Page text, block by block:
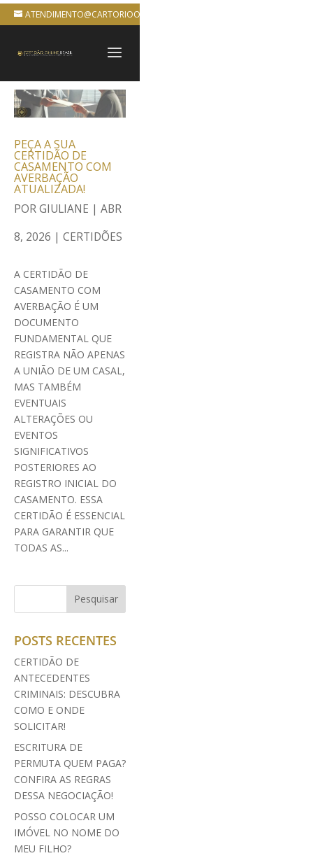
ATENDIMENTO@CARTORIOONLINEBRASIL.COM.BR
PEÇA A SUA
CERTIDÃO DE
CASAMENTO COM
AVERBAÇÃO
ATUALIZADA!
PORGIULIANE | ABR
8, 2026 | CERTIDÕES
A CERTIDÃO DE
CASAMENTO COM
AVERBAÇÃO É UM
DOCUMENTO
FUNDAMENTAL QUE
REGISTRA NÃO APENAS
A UNIÃO DE UM CASAL,
MAS TAMBÉM
EVENTUAIS
ALTERAÇÕES OU
EVENTOS
SIGNIFICATIVOS
POSTERIORES AO
REGISTRO INICIAL DO
CASAMENTO. ESSA
CERTIDÃO É ESSENCIAL
PARA GARANTIR QUE
TODAS AS...
POSTS RECENTES
CERTIDÃO DE
ANTECEDENTES
CRIMINAIS: DESCUBRA
COMO E ONDE
SOLICITAR!
ESCRITURA DE
PERMUTA QUEM PAGA?
CONFIRA AS REGRAS
DESSA NEGOCIAÇÃO!
POSSO COLOCAR UM
IMÓVEL NO NOME DO
MEU FILHO?